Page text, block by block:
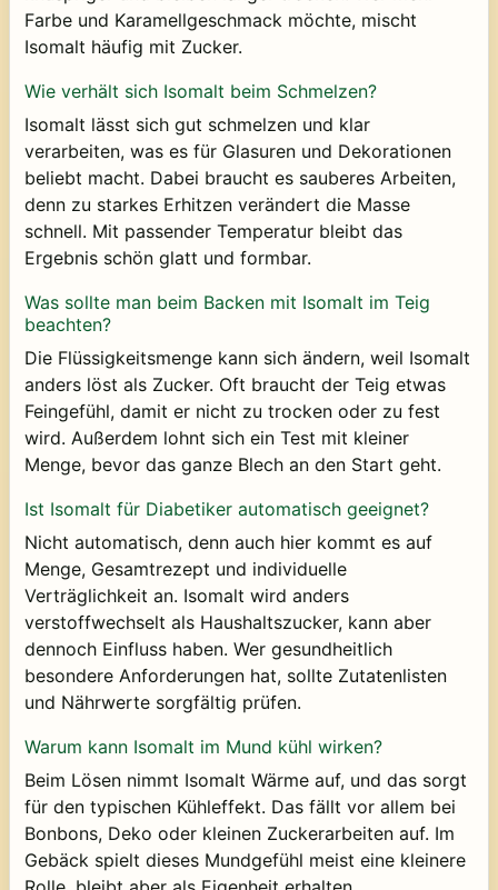
Farbe und Karamellgeschmack möchte, mischt
Isomalt häufig mit Zucker.
Wie verhält sich Isomalt beim Schmelzen?
Isomalt lässt sich gut schmelzen und klar
verarbeiten, was es für Glasuren und Dekorationen
beliebt macht. Dabei braucht es sauberes Arbeiten,
denn zu starkes Erhitzen verändert die Masse
schnell. Mit passender Temperatur bleibt das
Ergebnis schön glatt und formbar.
Was sollte man beim Backen mit Isomalt im Teig
beachten?
Die Flüssigkeitsmenge kann sich ändern, weil Isomalt
anders löst als Zucker. Oft braucht der Teig etwas
Feingefühl, damit er nicht zu trocken oder zu fest
wird. Außerdem lohnt sich ein Test mit kleiner
Menge, bevor das ganze Blech an den Start geht.
Ist Isomalt für Diabetiker automatisch geeignet?
Nicht automatisch, denn auch hier kommt es auf
Menge, Gesamtrezept und individuelle
Verträglichkeit an. Isomalt wird anders
verstoffwechselt als Haushaltszucker, kann aber
dennoch Einfluss haben. Wer gesundheitlich
besondere Anforderungen hat, sollte Zutatenlisten
und Nährwerte sorgfältig prüfen.
Warum kann Isomalt im Mund kühl wirken?
Beim Lösen nimmt Isomalt Wärme auf, und das sorgt
für den typischen Kühleffekt. Das fällt vor allem bei
Bonbons, Deko oder kleinen Zuckerarbeiten auf. Im
Gebäck spielt dieses Mundgefühl meist eine kleinere